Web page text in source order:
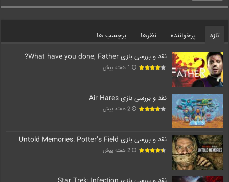
تازه پرخواننده نظرها برچسب ها
نقد و بررسی بازی What have you done, Father?
1 هفته پیش
نقد و بررسی بازی Air Hares
2 هفته پیش
نقد و بررسی بازی Untold Memories: Potter’s Field
2 هفته پیش